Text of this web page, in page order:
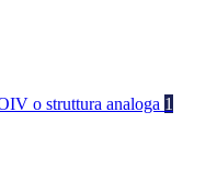
o struttura analoga 1